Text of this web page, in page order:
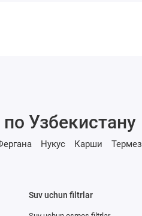
Узбекистану
Нукус Карши Термез
Suv uchun filtrlar